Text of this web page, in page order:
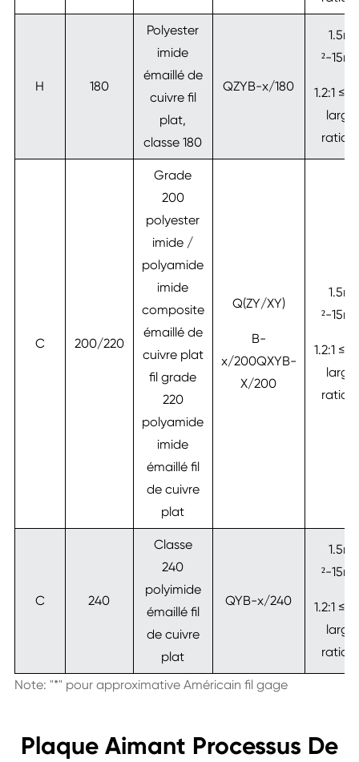
H 180
Polyester
imide
émaillé de
cuivre fil
plat,
classe 180
QZYB-x/180
²-
1.2:1
ratio≤
C 200/220
Grade
200
polyester
imide /
polyamide
imide
composite
émaillé de
cuivre plat
fil grade
220
polyamide
imide
émaillé fil
de cuivre
plat
Q(ZY/XY)
B-
x/200QXYB-
X/200
²-
1.2:1
ratio≤
C 240
Classe
240
polyimide
émaillé fil
de cuivre
plat
QYB-x/240
²-
1.2:1
ratio≤
Note: "*" pour approximative Américain fil gage
Plaque Aimant Processus De